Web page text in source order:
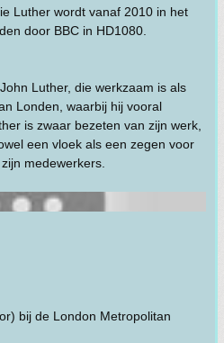
Luther wordt vanaf 2010 in het
door BBC in HD1080.
Luther, die werkzaam is als
Londen, waarbij hij vooral
is zwaar bezeten van zijn werk,
een vloek als een zegen voor
medewerkers.
bij de London Metropolitan